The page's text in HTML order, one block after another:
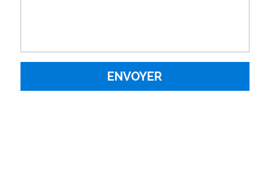
ENVOYER